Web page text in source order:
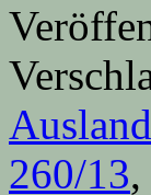
260/13,